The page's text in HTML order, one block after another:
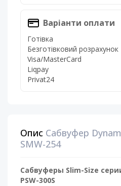
Варіанти оплати
Готівка
Безготівковий розрахунок
Visa/MasterCard
Liqpay
Privat24
Опис Сабвуфер
SMW-254
Сабвуферы Slim-Size
PSW-300S